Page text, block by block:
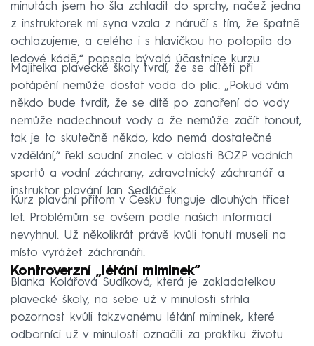
minutách jsem ho šla zchladit do sprchy, načež jedna
z instruktorek mi syna vzala z náručí s tím, že špatně
ochlazujeme, a celého i s hlavičkou ho potopila do
ledové kádě,“ popsala bývalá účastnice kurzu.
Majitelka plavecké školy tvrdí, že se dítěti při
potápění nemůže dostat voda do plic. „Pokud vám
někdo bude tvrdit, že se dítě po zanoření do vody
nemůže nadechnout vody a že nemůže začít tonout,
tak je to skutečně někdo, kdo nemá dostatečné
vzdělání,“ řekl soudní znalec v oblasti BOZP vodních
sportů a vodní záchrany, zdravotnický záchranář a
instruktor plavání Jan Sedláček.
Kurz plavání přitom v Česku funguje dlouhých třicet
let. Problémům se ovšem podle našich informací
nevyhnul. Už několikrát právě kvůli tonutí museli na
místo vyrážet záchranáři.
Kontroverzní „létání miminek“
Blanka Kolářová Sudíková, která je zakladatelkou
plavecké školy, na sebe už v minulosti strhla
pozornost kvůli takzvanému létání miminek, které
odborníci už v minulosti označili za praktiku životu